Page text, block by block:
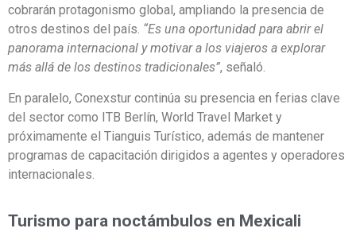
cobrarán protagonismo global, ampliando la presencia de
otros destinos del país. “Es una oportunidad para abrir el
panorama internacional y motivar a los viajeros a explorar
más allá de los destinos tradicionales”, señaló.
En paralelo, Conexstur continúa su presencia en ferias clave
del sector como ITB Berlín, World Travel Market y
próximamente el Tianguis Turístico, además de mantener
programas de capacitación dirigidos a agentes y operadores
internacionales.
Turismo para noctámbulos en Mexicali